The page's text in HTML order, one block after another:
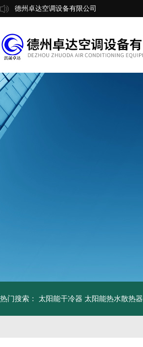
德州卓达空调设备有限公司
热门搜索： 太阳能干冷器 太阳能热水散热器